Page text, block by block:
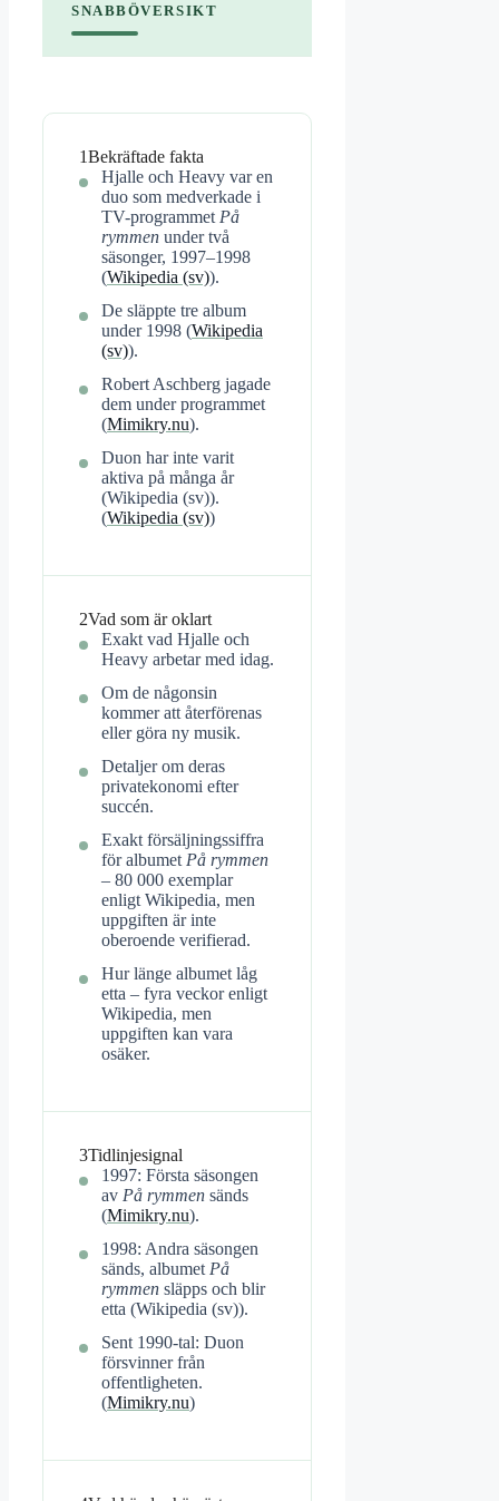
SNABBÖVERSIKT
1Bekräftade fakta
Hjalle och Heavy var en
duo som medverkade i
TV-programmet På
rymmen under två
säsonger, 1997–1998
(Wikipedia (sv)).
De släppte tre album
under 1998 (Wikipedia
(sv)).
Robert Aschberg jagade
dem under programmet
(Mimikry.nu).
Duon har inte varit
aktiva på många år
(Wikipedia (sv)).
(Wikipedia (sv))
2Vad som är oklart
Exakt vad Hjalle och
Heavy arbetar med idag.
Om de någonsin
kommer att återförenas
eller göra ny musik.
Detaljer om deras
privatekonomi efter
succén.
Exakt försäljningssiffra
för albumet På rymmen
– 80 000 exemplar
enligt Wikipedia, men
uppgiften är inte
oberoende verifierad.
Hur länge albumet låg
etta – fyra veckor enligt
Wikipedia, men
uppgiften kan vara
osäker.
3Tidlinjesignal
1997: Första säsongen
av På rymmen sänds
(Mimikry.nu).
1998: Andra säsongen
sänds, albumet På
rymmen släpps och blir
etta (Wikipedia (sv)).
Sent 1990-tal: Duon
försvinner från
offentligheten.
(Mimikry.nu)